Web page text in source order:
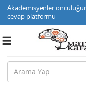
Akademisyenler
cevap platformu
Toggle